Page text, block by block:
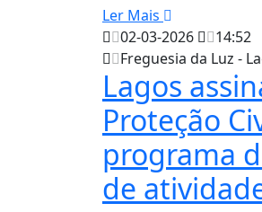
Ler Mais
02-03-2026
14:52
Freguesia da Luz -
Lagos
Proteção
programa
de